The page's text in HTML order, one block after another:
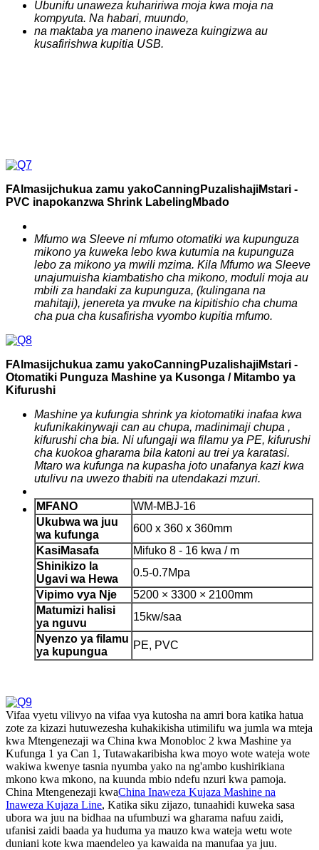
Ubunifu unaweza kuhaririwa moja kwa moja na
kompyuta. Na habari, muundo,
na maktaba ya maneno inaweza kuingizwa au
kusafirishwa kupitia USB.
FAlmasijchukua zamu yakoCanning PuzalishajiMstari -
PVC inapokanzwa Shrink Labeling M bado
Mfumo wa Sleeve ni mfumo otomatiki wa kupunguza
mikono ya kuweka lebo kwa kutumia na kupunguza
lebo za mikono ya mwili mzima. Kila Mfumo wa Sleeve
unajumuisha kiambatisho cha mikono, moduli moja au
mbili za handaki za kupunguza, (kulingana na
mahitaji), jenereta ya mvuke na kipitishio cha chuma
cha pua cha kusafirisha vyombo kupitia mfumo.
FAlmasijchukua zamu yakoCanning PuzalishajiMstari -
Otomatiki Punguza Mashine ya Kusonga / Mitambo ya
Kifurushi
Mashine ya kufungia shrink ya kiotomatiki inafaa kwa
kufunikakinywaji can au chupa, madinimaji chupa ,
kifurushi cha bia. Ni ufungaji wa filamu ya PE, kifurushi
cha kuokoa gharama bila katoni au trei ya karatasi.
Mtaro wa kufunga na kupasha joto unafanya kazi kwa
utulivu na uwezo thabiti na utendakazi mzuri.
MFANO
WM-MBJ-16
Ukubwa wa juu
wa kufunga
600 x 360 x 360mm
KasiMasafa
Mifuko 8 - 16 kwa / m
Shinikizo la
Ugavi wa Hewa
0.5-0.7Mpa
Vipimo vya Nje
5200 × 3300 × 2100mm
Matumizi halisi
ya nguvu
15kw/saa
Nyenzo ya filamu
ya kupungua
PE, PVC
Vifaa vyetu vilivyo na vifaa vya kutosha na amri bora katika hatua
zote za kizazi hutuwezesha kuhakikisha utimilifu wa jumla wa mteja
kwa Mtengenezaji wa China kwa Monobloc 2 kwa Mashine ya
Kufunga 1 ya Can 1, Tutawakaribisha kwa moyo wote wateja wote
wakiwa kwenye tasnia nyumba yako na ng'ambo kushirikiana
mkono kwa mkono, na kuunda mbio ndefu nzuri kwa pamoja.
China Mtengenezaji kwaChina Inaweza Kujaza Mashine na
Inaweza Kujaza Line, Katika siku zijazo, tunaahidi kuweka sasa
ubora wa juu na bidhaa na ufumbuzi wa gharama nafuu zaidi,
ufanisi zaidi baada ya huduma ya mauzo kwa wateja wetu wote
duniani kote kwa maendeleo ya kawaida na manufaa ya juu.